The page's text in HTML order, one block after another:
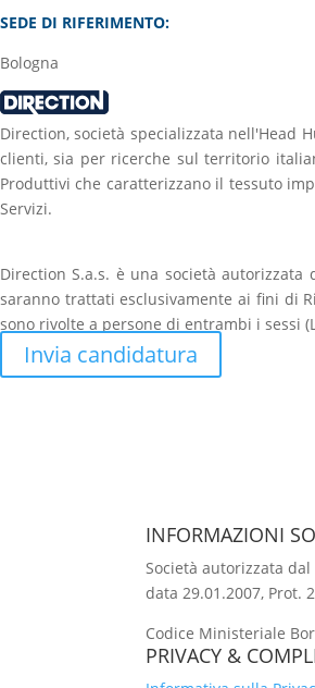
SEDE DI RIFERIMENTO:
Bologna
Direction, società specializzata nell'Head
clienti, sia per ricerche sul territorio
Produttivi che caratterizzano il tessuto
Servizi.
Direction S.a.s. è una società
saranno trattati esclusivamente ai fini di
sono rivolte a persone di entrambi i sessi
Invia candidatura
INFORMAZIONI
Società autorizzata
data 29.01.2007, Prot.
Codice Ministeriale
PRIVACY &